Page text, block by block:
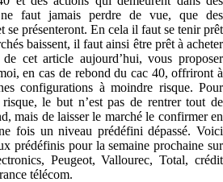
faut jamais perdre de vue, que des
se présenteront. En cela il faut se tenir prêt
baissent, il faut ainsi être prêt à acheter
cet article aujourd’hui, vous proposer
en cas de rebond du cac 40, offriront à
configurations à moindre risque. Pour
le but n’est pas de rentrer tout de
mais de laisser le marché le confirmer en
fois un niveau prédéfini dépassé. Voici
prédéfinis pour la semaine prochaine sur
Peugeot, Vallourec, Total, crédit
télécom.